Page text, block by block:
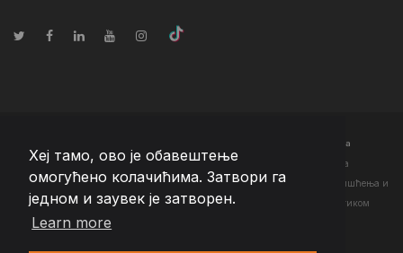
Хеј тамо, ово је обавештење
омогућено колачићима. Затвори га
једном и заувек је затворен.
Learn more
- Сва права задржана
Changelog● Коришћењем ове странице слажете се са нашим <а
href="https://teamextension.rs/sr/pravni/uslovi-koriscenja">Условима коришћења и
<а href="https://teamextension.rs/sr/pravni/pravila-privatnosti">Политиком